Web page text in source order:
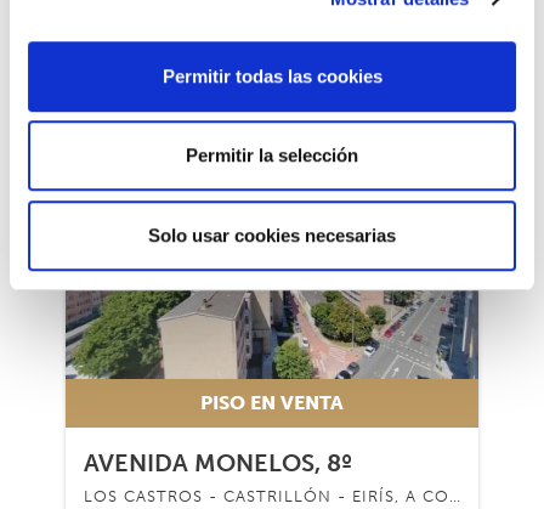
Permitir todas las cookies
Permitir la selección
Solo usar cookies necesarias
PISO EN VENTA
AVENIDA MONELOS, 8º